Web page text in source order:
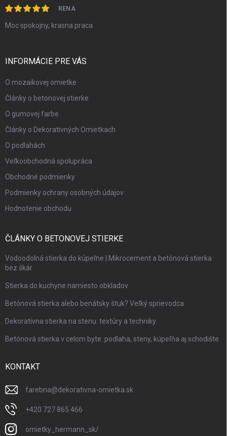
RENA
Moc spokojny, krasna praca
INFORMÁCIE PRE VÁS
O mozaikovej omietke
Články o betonovej stierke
O gumovej farbe
Články o Dekorativných Omietkach
O podlahách
Veľkoobchodná spolupráca
Obchodné podmienky
Podmienky ochrany osobných údajov
Hodnotenie obchodu
ČLÁNKY O BETONOVEJ STIERKE
Vodoodolná stierka do kúpeľne | Mikrocement a betónová stierka
bez škár
Stierka do kuchyne namiesto obkladov
Betónová stierka alebo benátsky štuk? Veľký sprievodca
Dekoratívna stierka na stenu: textúry a techniky
Betónová stierka v celom byte: podlaha, steny, kúpeľňa aj schodište
KONTAKT
farebna@dekorativna-omietka.sk
+420 727 865 466
omietky_hermann_sk/